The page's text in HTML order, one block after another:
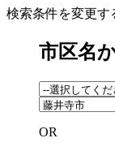
検索条件を変更す
市区名
OR